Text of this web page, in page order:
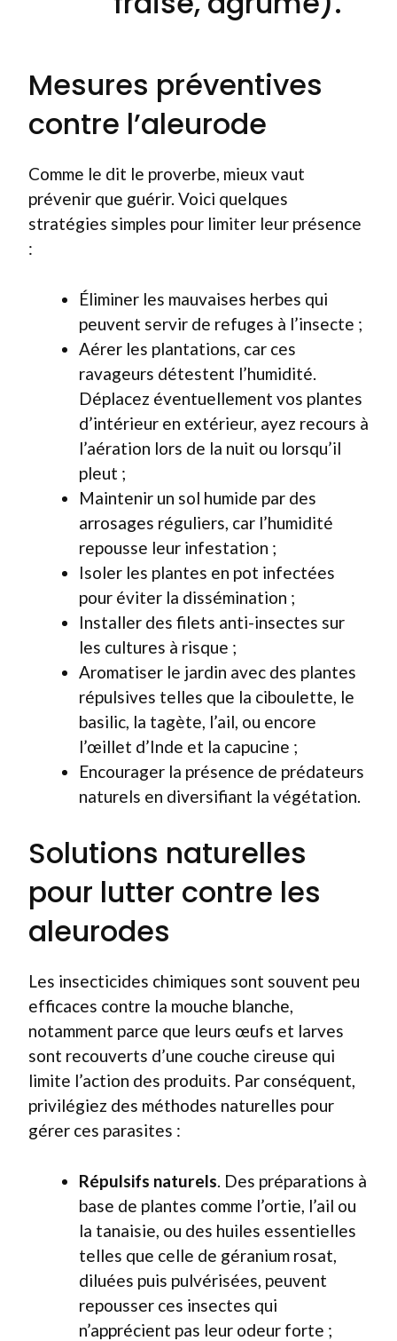
Mesures préventives
contre l’aleurode
Comme le dit le proverbe, mieux vaut
prévenir que guérir. Voici quelques
stratégies simples pour limiter leur présence
:
Éliminer les mauvaises herbes qui
peuvent servir de refuges à l’insecte ;
Aérer les plantations, car ces
ravageurs détestent l’humidité.
Déplacez éventuellement vos plantes
d’intérieur en extérieur, ayez recours à
l’aération lors de la nuit ou lorsqu’il
pleut ;
Maintenir un sol humide par des
arrosages réguliers, car l’humidité
repousse leur infestation ;
Isoler les plantes en pot infectées
pour éviter la dissémination ;
Installer des filets anti-insectes sur
les cultures à risque ;
Aromatiser le jardin avec des plantes
répulsives telles que la ciboulette, le
basilic, la tagète, l’ail, ou encore
l’œillet d’Inde et la capucine ;
Encourager la présence de prédateurs
naturels en diversifiant la végétation.
Solutions naturelles
pour lutter contre les
aleurodes
Les insecticides chimiques sont souvent peu
efficaces contre la mouche blanche,
notamment parce que leurs œufs et larves
sont recouverts d’une couche cireuse qui
limite l’action des produits. Par conséquent,
privilégiez des méthodes naturelles pour
gérer ces parasites :
Répulsifs naturels . Des préparations à
base de plantes comme l’ortie, l’ail ou
la tanaisie, ou des huiles essentielles
telles que celle de géranium rosat,
diluées puis pulvérisées, peuvent
repousser ces insectes qui
n’apprécient pas leur odeur forte ;